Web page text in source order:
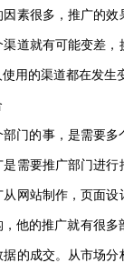
素很多，推广的
道就有可能变差
用的渠道都在发生
门的事，是需要
需要推广部门进
网站制作，页面
他的推广就有很
的成交。从市场